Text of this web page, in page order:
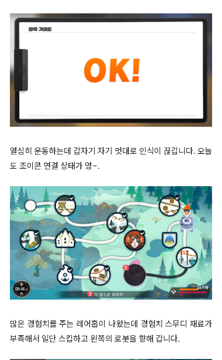
열심히 운동하는데 갑자기 자기 멋대로 인식이 끊깁니다. 오늘
도 조이콘 연결 상태가 영~.
많은 경험치를 주는 레어홉이 나왔는데 경험치 스무디 재료가
부족해서 일단 스킵하고 왼쪽의 로봇을 향해 갑니다.